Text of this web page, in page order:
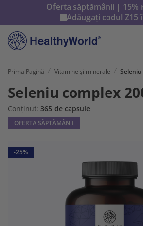
Oferta săptămânii | 15%
Adăugați codul Z15
Prima Pagină Vitamine și minerale Seleniu
Seleniu complex
Conținut: 365 de capsule
OFERTA SĂPTĂMÂNII
-25%